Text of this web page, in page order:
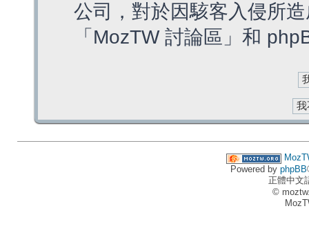
公司，對於因駭客入侵所
「MozTW 討論區」和
Powered by phpBB
正體中文
©